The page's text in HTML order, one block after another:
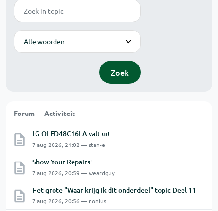
Zoek
Modus
Zoek
Forum — Activiteit
LG OLED48C16LA valt uit
7 aug 2026, 21:02 — stan-e
Show Your Repairs!
7 aug 2026, 20:59 — weardguy
Het grote "Waar krijg ik dit onderdeel" topic Deel 11
7 aug 2026, 20:56 — nonius